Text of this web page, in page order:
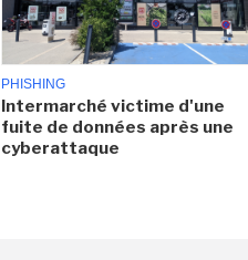
PHISHING
Intermarché victime d'une
fuite de données après une
cyberattaque